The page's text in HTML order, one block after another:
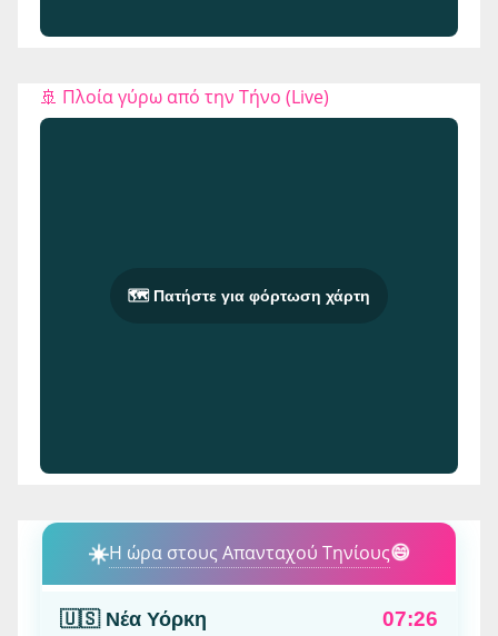
🚢 Πλοία γύρω από την Τήνο (Live)
🗺️ Πατήστε για φόρτωση χάρτη
☀️Η ώρα στους Απανταχού Τηνίους😄
🇺🇸 Νέα Υόρκη 07:26